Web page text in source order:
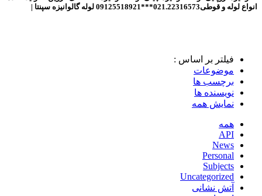
انواع لوله و قوطی021.22316573***09125518921 لوله گالوانیزه سپنتا |
فیلتر بر اساس :
موضوعات
برچسب ها
نویسنده ها
نمایش همه
همه
API
News
Personal
Subjects
Uncategorized
آتش نشانی